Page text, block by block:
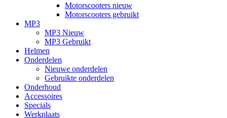
Motorscooters nieuw
Motorscooters gebruikt
MP3
MP3 Nieuw
MP3 Gebruikt
Helmen
Onderdelen
Nieuwe onderdelen
Gebruikte onderdelen
Onderhoud
Accessoires
Specials
Werkplaats